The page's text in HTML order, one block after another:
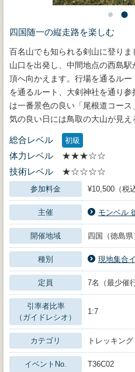
四国随一の縦走路を楽しむ
百名山でも知られる剣山に登り
山口を出発し、中間地点の西島
頂へ向かえます。行場を通るル
を通るルート、大剣神社を通り
は一番景色の良い「尾根道コー
気の良い日には鳥取の大山が見え
総合レベル 初級
体力レベル
★★★☆☆
技術レベル
★☆☆☆☆
参加料金 ¥10,500（税込
主催 モンベル
開催地域 四国（徳島県
種別 現地集合
定員 7名（最少催
引率者比率
（ガイドレシオ）
1:7
カテゴリ トレッキング
イベントNo. T36C02